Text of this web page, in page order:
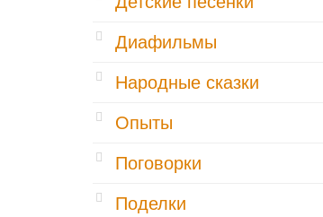
Диафильмы
Народные сказки
Опыты
Поговорки
Поделки